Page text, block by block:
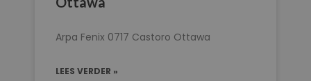
Arpa Fenix 0717 Castoro Ottawa
LEES VERDER »